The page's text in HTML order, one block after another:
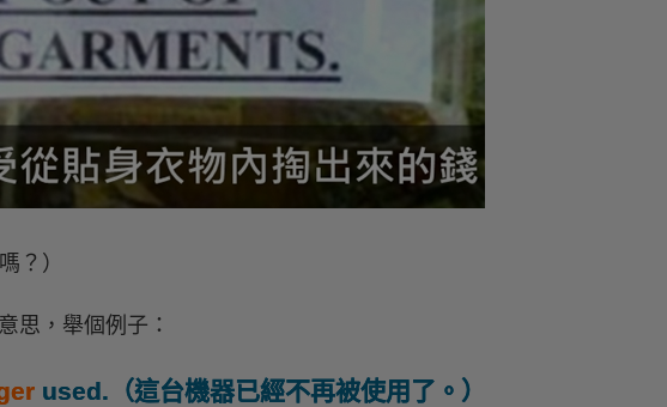
？）
思，舉個例子：
used.（這台機器已經不再被使用了。）